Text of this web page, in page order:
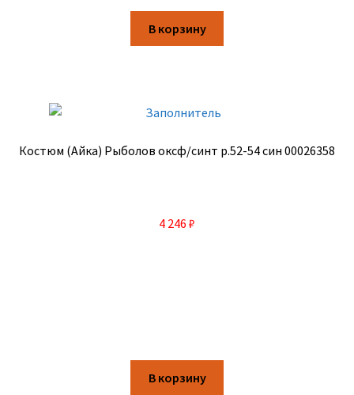
В корзину
Костюм (Айка) Рыболов оксф/синт р.52-54 син 00026358
4 246 ₽
В корзину